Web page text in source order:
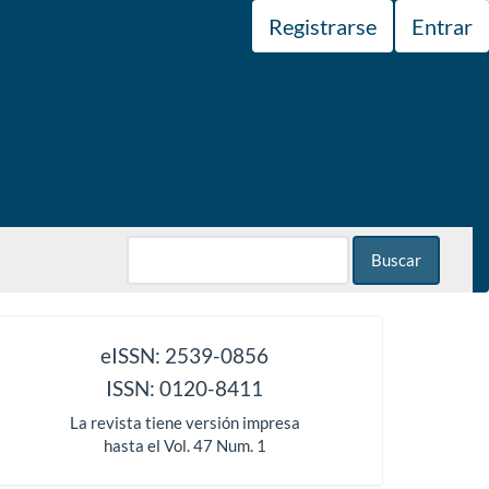
Registrarse Entrar
Buscar
eISSN: 2539-0856
ISSN: 0120-8411
La revista tiene versión impresa
hasta el Vol. 47 Num. 1